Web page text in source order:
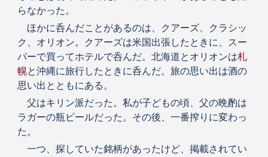
らなかった。
ほかに呑んだことがあるのは、クアーズ、クラシッ
ク、オリオン。クアーズは米国出張したときに、スー
パーで買ってホテルで呑んだ。北海道とオリオンは札
幌と沖縄に旅行したときに呑んだ。旅の思い出は酒の
思い出とともにある。
父はキリン派だった。私が子どもの頃、父の晩酌は
ラガーの瓶ビールだった。その後、一番搾りに変わっ
た。
一つ、探していた銘柄があったけど、掲載されてい